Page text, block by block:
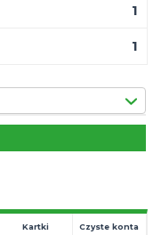
1
1
Kartki Czyste konta